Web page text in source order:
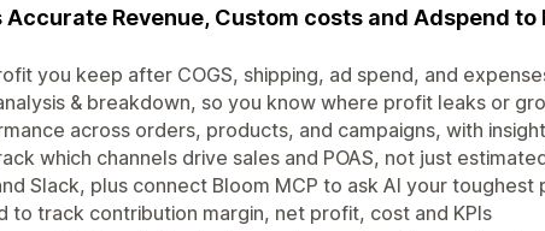
Revenue, Custom costs and Adspend to
you keep after COGS, shipping, ad spend, and
& breakdown, so you know where profit leaks or
across orders, products, and campaigns, with
which channels drive sales and POAS, not just
Slack, plus connect Bloom MCP to ask AI your toughest
to track contribution margin, net profit, cost and KPIs